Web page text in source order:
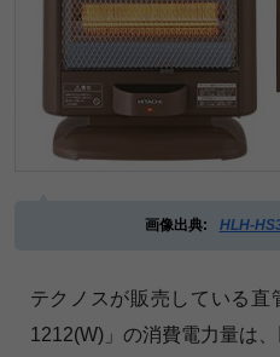
画像出典: HLH-
テクノスが販売している
1212(W)」の消費電力量は、